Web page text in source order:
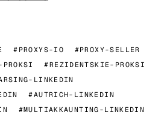
#PROXYS-IO
#PROXY-SELLER
#REZIDENTSKIE-PROKSI
LINKEDIN
#AUTRICH-LINKEDIN
#MULTIAKKAUNTING-LINKEDIN